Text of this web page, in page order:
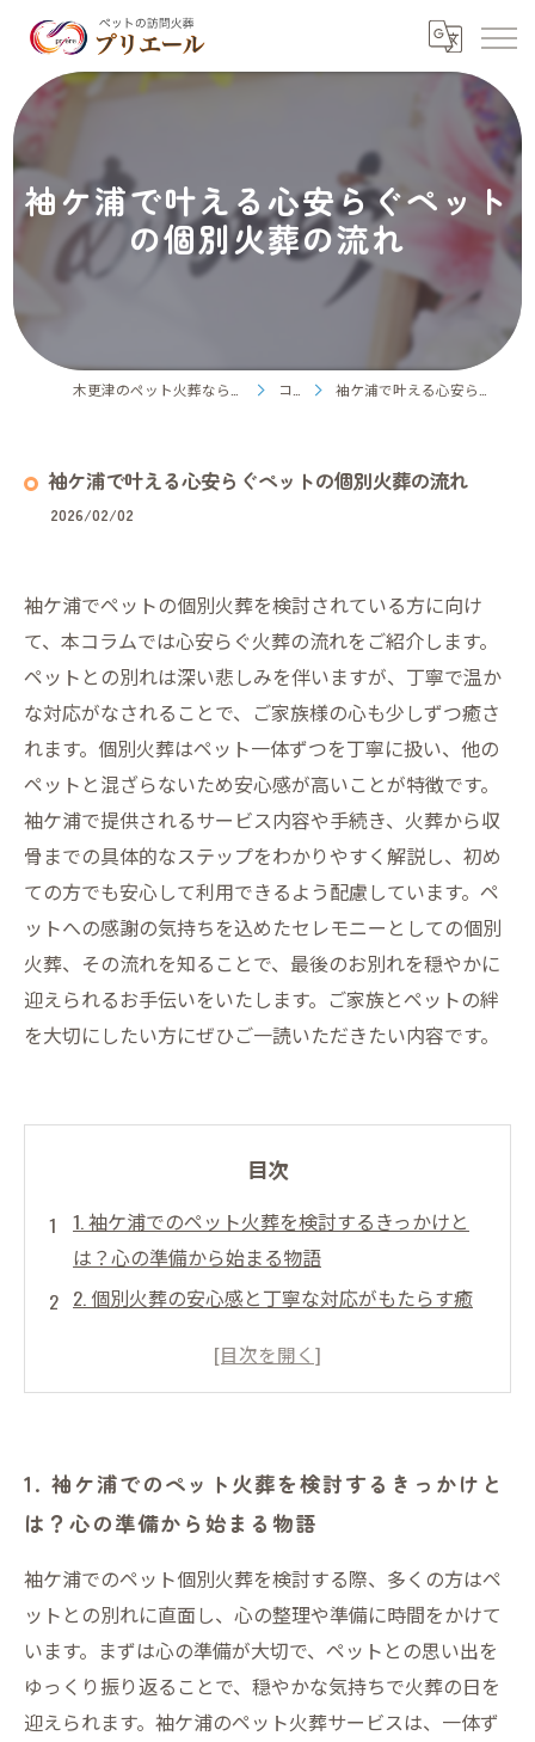
袖ケ浦で叶える心安らぐペット
の個別火葬の流れ
コラム 袖ケ浦で叶える心安らぐペットの個別火葬の流れ
袖ケ浦で叶える心安らぐペットの個別火葬の流れ
2026/02/02
袖ケ浦でペットの個別火葬を検討されている方に向け
て、本コラムでは心安らぐ火葬の流れをご紹介します。
ペットとの別れは深い悲しみを伴いますが、丁寧で温か
な対応がなされることで、ご家族様の心も少しずつ癒さ
れます。個別火葬はペット一体ずつを丁寧に扱い、他の
ペットと混ざらないため安心感が高いことが特徴です。
袖ケ浦で提供されるサービス内容や手続き、火葬から収
骨までの具体的なステップをわかりやすく解説し、初め
ての方でも安心して利用できるよう配慮しています。ペ
ットへの感謝の気持ちを込めたセレモニーとしての個別
火葬、その流れを知ることで、最後のお別れを穏やかに
迎えられるお手伝いをいたします。ご家族とペットの絆
を大切にしたい方にぜひご一読いただきたい内容です。
目次
1. 袖ケ浦でのペット火葬を検討するきっかけと
は？心の準備から始まる物語
2. 個別火葬の安心感と丁寧な対応がもたらす癒
3. 袖ケ浦のペット火葬サービスで体験する具体
のセレモニー
5. ペットとの絆を胸に。袖ケ浦で迎える穏やか
な別れの結末
6. それでも悲しみを和らげるために。ペット火
葬後の心のケアとサポート
7. 初めての方も安心。袖ケ浦で叶えるペットの
個別火葬ガイドまとめ
1. 袖ケ浦でのペット火葬を検討するきっかけと
は？心の準備から始まる物語
袖ケ浦でのペット個別火葬を検討する際、多くの方はペ
ットとの別れに直面し、心の整理や準備に時間をかけて
います。まずは心の準備が大切で、ペットとの思い出を
ゆっくり振り返ることで、穏やかな気持ちで火葬の日を
迎えられます。袖ケ浦のペット火葬サービスは、一体ず